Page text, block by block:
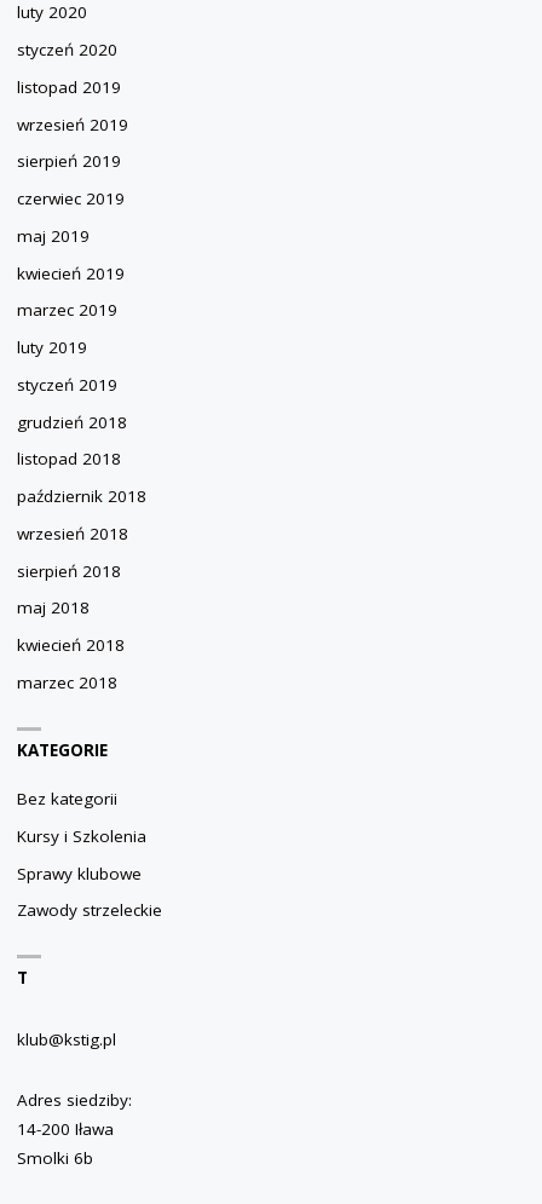
luty 2020
styczeń 2020
listopad 2019
wrzesień 2019
sierpień 2019
czerwiec 2019
maj 2019
kwiecień 2019
marzec 2019
luty 2019
styczeń 2019
grudzień 2018
listopad 2018
październik 2018
wrzesień 2018
sierpień 2018
maj 2018
kwiecień 2018
marzec 2018
KATEGORIE
Bez kategorii
Kursy i Szkolenia
Sprawy klubowe
Zawody strzeleckie
T
klub@kstig.pl
Adres siedziby:
14-200 Iława
Smolki 6b